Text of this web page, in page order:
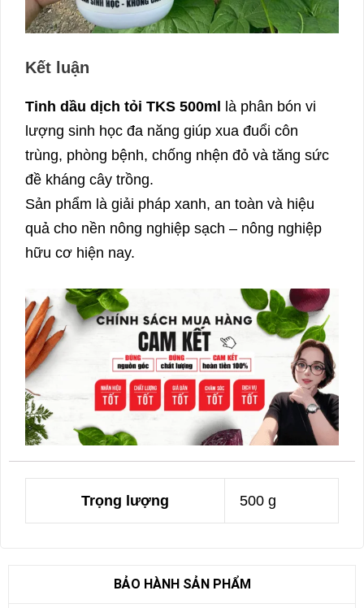
Kết luận
Tinh dầu dịch tỏi TKS 500ml là phân bón vi
lượng sinh học đa năng giúp xua đuổi côn
trùng, phòng bệnh, chống nhện đỏ và tăng sức
đề kháng cây trồng.
Sản phẩm là giải pháp xanh, an toàn và hiệu
quả cho nền nông nghiệp sạch – nông nghiệp
hữu cơ hiện nay.
Trọng lượng 500 g
BẢO HÀNH SẢN PHẨM